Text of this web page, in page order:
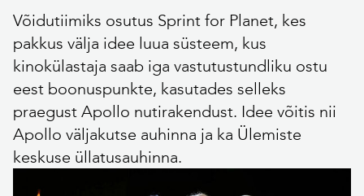
Võidutiimiks osutus Sprint for Planet, kes
pakkus välja idee luua süsteem, kus
kinokülastaja saab iga vastutustundliku ostu
eest boonuspunkte, kasutades selleks
praegust Apollo nutirakendust. Idee võitis nii
Apollo väljakutse auhinna ja ka Ülemiste
keskuse üllatusauhinna.